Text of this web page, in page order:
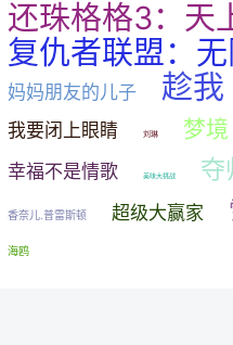
还珠格格3：天
复仇者联盟：
妈妈朋友的儿子 趁我
我要闭上眼睛 刘琳 梦境
幸福不是情歌 美味大挑战 夺
香奈儿.普雷斯顿 超级大赢家
海鸥